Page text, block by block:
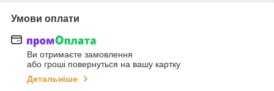
Умови оплати
Ви отримаєте замовлення
або гроші повернуться на вашу картку
Детальніше